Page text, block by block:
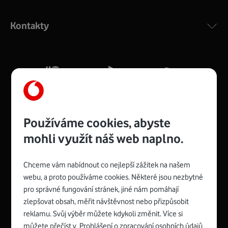
silný signál pro celou domácnost. Kompaktní rozměry 21
Více o COMPAL CH7465VF
Zyxel VMG8623-T50B:
Rozměry modemu jsou 16 x 22 x 7,5 cm (včetně stojánku)
a nabízí 4 gigabitové LAN porty a bezdrátové připojení Wi-
Spojte se s Vodafonem
Kontakty
Používáme cookies, abyste
mohli využít náš web naplno.
Chceme vám nabídnout co nejlepší zážitek na našem
webu, a proto používáme cookies. Některé jsou nezbytné
pro správné fungování stránek, jiné nám pomáhají
zlepšovat obsah, měřit návštěvnost nebo přizpůsobit
reklamu. Svůj výběr můžete kdykoli změnit. Více si
můžete přečíst v Prohlášení o zpracování osobních údajů